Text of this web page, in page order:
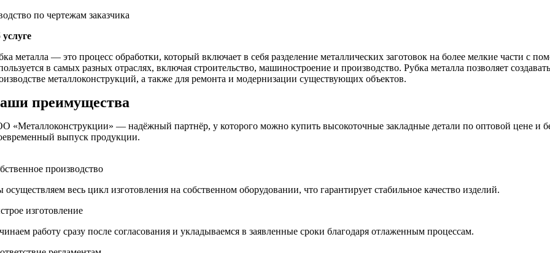
по чертежам заказчика
металла — это процесс обработки, который включает в себя разделение металлических заготовок на более мелкие части с
в самых разных отраслях, включая строительство, машиностроение и производство. Рубка металла позволяет
металлоконструкций, а также для ремонта и модернизации существующих объектов.
преимущества
«Металлоконструкции» — надёжный партнёр, у которого можно купить высокоточные закладные детали по оптовой цене и
выпуск продукции.
производство
весь цикл изготовления на собственном оборудовании, что гарантирует стабильное качество изделий.
изготовление
работу сразу после согласования и укладываемся в заявленные сроки благодаря отлаженным процессам.